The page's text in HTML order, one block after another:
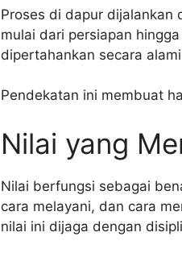
Proses di dapur dijalankan
mulai dari persiapan
dipertahankan secara
Pendekatan ini membuat
Nilai yang
Nilai berfungsi sebagai
cara melayani, dan cara
nilai ini dijaga dengan